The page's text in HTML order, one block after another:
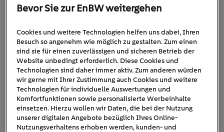
10. September 2020 1 min
tesla-model-y
Bevor Sie zur EnBW weitergehen
Cookies und weitere Technologien helfen uns dabei, Ihren
Besuch so angenehm wie möglich zu gestalten. Zum einen
sind sie für einen zuverlässigen und sicheren Betrieb der
Website unbedingt erforderlich. Diese Cookies und
Technologien sind daher immer aktiv. Zum anderen würden
wir gerne mit Ihrer Zustimmung auch Cookies und weitere
Technologien für individuelle Auswertungen und
Komfortfunktionen sowie personalisierte Werbeinhalte
einsetzen. Hierzu wollen wir Daten, die bei der Nutzung
unserer digitalen Angebote bezüglich Ihres Online-
Nutzungsverhaltens erhoben werden, kunden- und